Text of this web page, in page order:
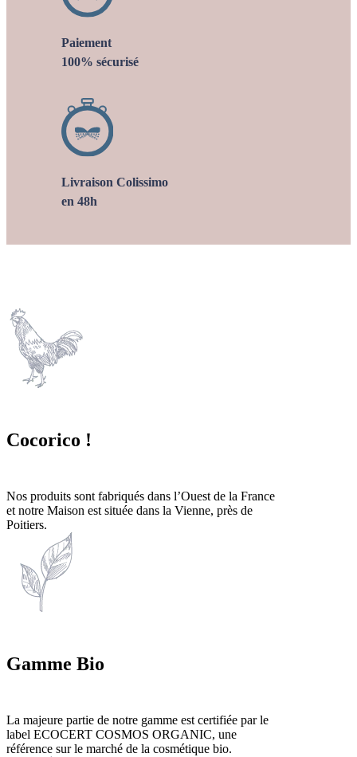
Paiement
100% sécurisé
Livraison Colissimo
en 48h
Cocorico !
Nos produits sont fabriqués dans l’Ouest de la France
et notre Maison est située dans la Vienne, près de
Poitiers.
Gamme Bio
La majeure partie de notre gamme est certifiée par le
label ECOCERT COSMOS ORGANIC, une
référence sur le marché de la cosmétique bio.